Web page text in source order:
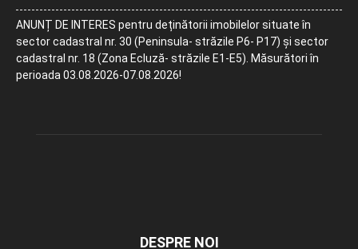
ANUNȚ DE INTERES pentru deținătorii imobilelor situate în
sector cadastral nr. 30 (Peninsula- străzile P6- P17) și sector
cadastral nr. 18 (Zona Ecluză- străzile E1-E5). Măsurători în
perioada 03.08.2026-07.08.2026!
DESPRE NOI